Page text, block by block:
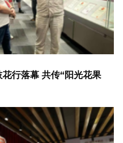
行落幕 共传“阳光花果